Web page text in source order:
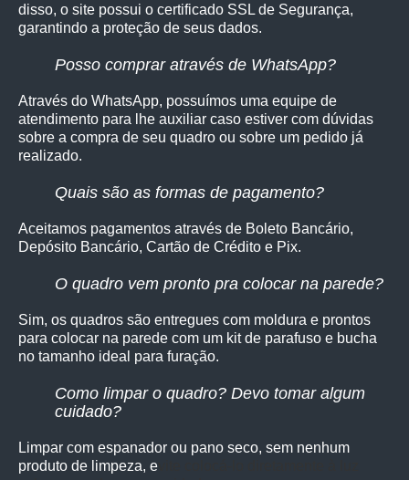
disso, o site possui o certificado SSL de Segurança,
garantindo a proteção de seus dados.
Posso comprar através de WhatsApp?
Através do WhatsApp, possuímos uma equipe de
atendimento para lhe auxiliar caso estiver com dúvidas
sobre a compra de seu quadro ou sobre um pedido já
realizado.
Quais são as formas de pagamento?
Aceitamos pagamentos através de Boleto Bancário,
Depósito Bancário, Cartão de Crédito e Pix.
O quadro vem pronto pra colocar na parede?
Sim, os quadros são entregues com moldura e prontos
para colocar na parede com um kit de parafuso e bucha
no tamanho ideal para furação.
Como limpar o quadro? Devo tomar algum
cuidado?
Limpar com espanador ou pano seco, sem nenhum
produto de limpeza, e